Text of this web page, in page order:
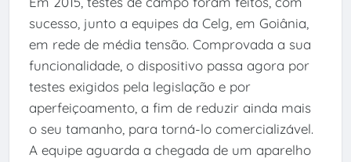
sucesso, junto a equipes da Celg, em Goiânia,
em rede de média tensão. Comprovada a sua
funcionalidade, o dispositivo passa agora por
testes exigidos pela legislação e por
aperfeiçoamento, a fim de reduzir ainda mais
o seu tamanho, para torná-lo comercializável.
A equipe aguarda a chegada de um aparelho